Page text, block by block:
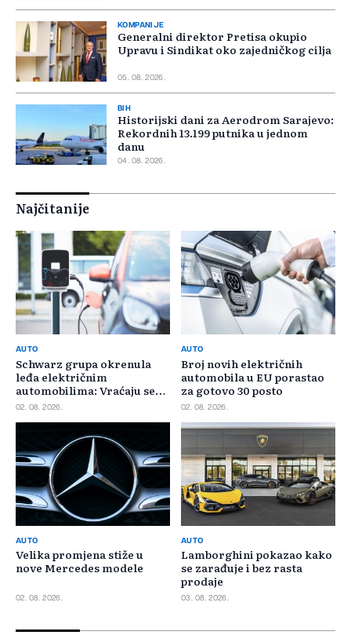
KOMPANIJE
Generalni direktor Pretisa okupio
Upravu i Sindikat oko zajedničkog cilja
05. 08. 2026.
BIH
Historijski dani za Aerodrom Sarajevo:
Rekordnih 13.199 putnika u jednom
danu
04. 08. 2026.
Najčitanije
AUTO
Schwarz grupa okrenula
leđa električnim
automobilima: Vraćaju se
benzincima i dizelašima
02. 08. 2026.
AUTO
Broj novih električnih
automobila u EU porastao
za gotovo 30 posto
02. 08. 2026.
AUTO
Velika promjena stiže u
nove Mercedes modele
02. 08. 2026.
AUTO
Lamborghini pokazao kako
se zarađuje i bez rasta
prodaje
03. 08. 2026.